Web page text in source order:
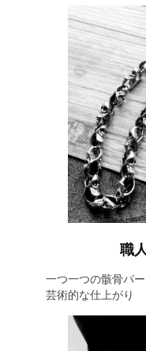
職
一つ一つの骸骨パ
芸術的な仕上がり